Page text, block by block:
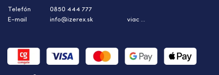
Telefón
0850 444 777
E-mail
info@izerex.sk viac ...